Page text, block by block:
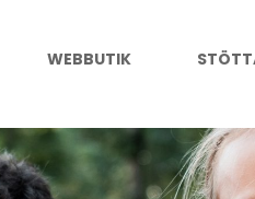
WEBBUTIK